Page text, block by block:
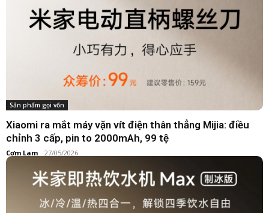
Sản phẩm gọi vốn
Xiaomi ra mắt máy vặn vít điện thân thẳng Mijia: điều
chỉnh 3 cấp, pin to 2000mAh, 99 tệ
Cơm Lam - 27/05/2026